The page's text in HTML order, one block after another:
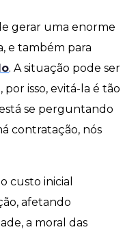
gerar uma enorme
e também para
. A situação pode ser
isso, evitá-la é tão
se perguntando
contratação, nós
custo inicial
afetando
a moral das